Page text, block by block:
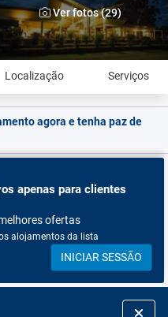
Ver fotos (29)
Localização Serviços
agora e tenha paz de
apenas para clientes
ofertas
alojamentos da lista
INICIAR SESSÃO